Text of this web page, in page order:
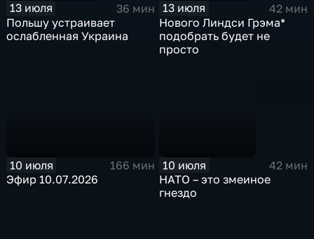
13 июля
36 мин
Польшу устраивает
ослабленная Украина
13 июля
42 мин
Нового Линдси Грэма*
подобрать будет не
просто
10 июля
166 мин
Эфир 10.07.2026
10 июля
42 мин
НАТО – это змеиное
гнездо